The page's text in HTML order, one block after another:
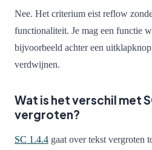
Nee. Het criterium eist reflow
functionaliteit. Je mag een functie
bijvoorbeeld achter een
verdwijnen.
Wat is het verschil met
vergroten?
SC 1.4.4 gaat over tekst vergroten